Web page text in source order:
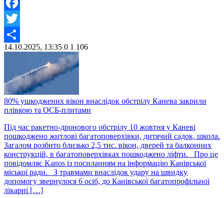
Facebook
Twitter
Share
14.10.2025, 13:35 0 1 106
80% ушкоджених вікон внаслідок обстрілу Канева закрили
плівкою та ОСБ-плитами
Під час ракетно-дронового обстрілу 10 жовтня у Каневі
пошкоджено житлові багатоповерхівки, дитячий садок, школа.
Загалом розбито близько 2,5 тис. вікон, дверей та балконних
конструкцій, в багатоповерхівках пошкоджено ліфти. Про це
повідомляє Kanos із посиланням на інформацію Канівської
міської ради. З травмами внаслідок удару на швидку
допомогу звернулося 6 осіб, до Канівської багатопрофільної
лікарні […]